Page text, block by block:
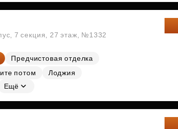
7 секция, 27 этаж, №1332
Предчистовая отделка
потом
Лоджия
Ещё